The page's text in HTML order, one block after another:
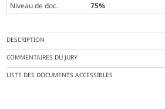
Niveau de doc.
75%
DESCRIPTION
COMMENTAIRES DU JURY
LISTE DES DOCUMENTS ACCESSIBLES